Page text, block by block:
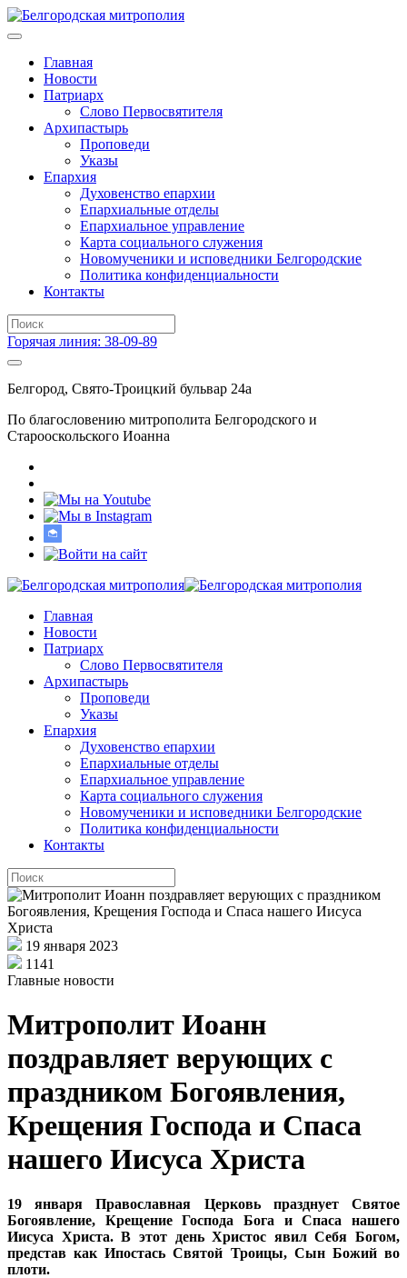
Главная
Новости
Патриарх
Слово Первосвятителя
Архипастырь
Проповеди
Указы
Епархия
Духовенство епархии
Епархиальные отделы
Епархиальное управление
Карта социального служения
Новомученики и исповедники Белгородские
Политика конфиденциальности
Контакты
Горячая линия: 38-09-89
Белгород, Свято-Троицкий бульвар 24а
По благословению митрополита Белгородского и
Старооскольского Иоанна
Главная
Новости
Патриарх
Слово Первосвятителя
Архипастырь
Проповеди
Указы
Епархия
Духовенство епархии
Епархиальные отделы
Епархиальное управление
Карта социального служения
Новомученики и исповедники Белгородские
Политика конфиденциальности
Контакты
19 января 2023
1141
Главные новости
Митрополит Иоанн
поздравляет верующих с
праздником Богоявления,
Крещения Господа и Спаса
нашего Иисуса Христа
19 января Православная Церковь празднует Святое
Богоявление, Крещение Господа Бога и Спаса нашего
Иисуса Христа. В этот день Христос явил Себя Богом,
представ как Ипостась Святой Троицы, Сын Божий во
плоти.